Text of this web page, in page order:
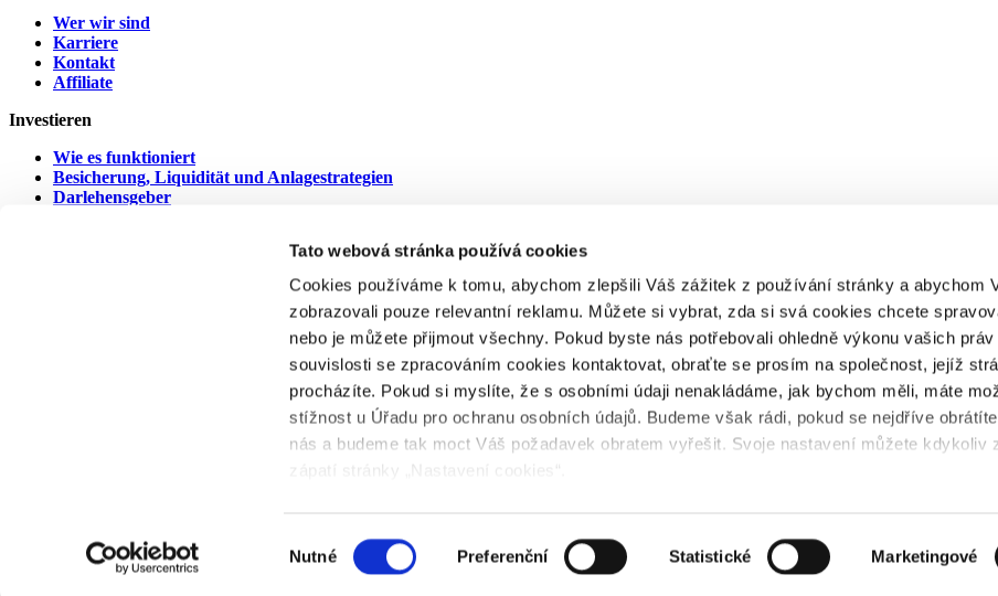
Tato webová stránka používá cookies
Cookies používáme k tomu, abychom zlepšili Váš zážitek z používání stránky a abychom
zobrazovali pouze relevantní reklamu. Můžete si vybrat, zda si svá cookies chcete
nebo je můžete přijmout všechny. Pokud byste nás potřebovali ohledně výkonu vašich práv
souvislosti se zpracováním cookies kontaktovat, obraťte se prosím na společnost, jejíž
procházíte. Pokud si myslíte, že s osobními údaji nenakládáme, jak bychom měli, máte
stížnost u Úřadu pro ochranu osobních údajů. Budeme však rádi, pokud se nejdříve
nás a budeme tak moct Váš požadavek obratem vyřešit. Svoje nastavení můžete kdykoliv
zápatí stránky „Nastavení cookies“.
souhlasu
Nutné Preferenční Statistické Marketingové
Wer wir sind
Karriere
Kontakt
Affiliate
Investieren
Wie es funktioniert
Besicherung, Liquidität und Anlagestrategien
Darlehensgeber
Die Gesellschaft BONDSTER Marketplace s.r.o. ist bei der Tschechischen Nationalbank als Anbieter von Zahlungsdiensten im